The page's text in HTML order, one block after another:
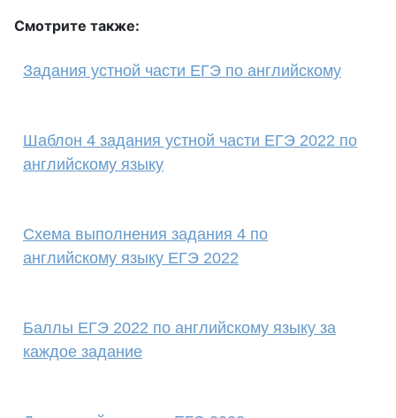
Смотрите также:
Задания устной части ЕГЭ по английскому
Шаблон 4 задания устной части ЕГЭ 2022 по
английскому языку
Схема выполнения задания 4 по
английскому языку ЕГЭ 2022
Баллы ЕГЭ 2022 по английскому языку за
каждое задание